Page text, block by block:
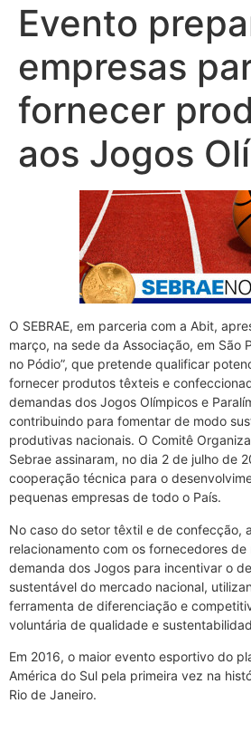
Evento
empresas
fornecer
aos Jogos
O SEBRAE, em parceria com a Abit,
março, na sede da Associação, em São
no Pódio”, que pretende qualificar
fornecer produtos têxteis e
demandas dos Jogos Olímpicos e
contribuindo para fomentar de modo
produtivas nacionais. O Comitê
Sebrae assinaram, no dia 2 de julho de
cooperação técnica para o
pequenas empresas de todo o País.
No caso do setor têxtil e de confecção,
relacionamento com os fornecedores de
demanda dos Jogos para incentivar o
sustentável do mercado nacional,
ferramenta de diferenciação e
voluntária de qualidade e
Em 2016, o maior evento esportivo do
América do Sul pela primeira vez na
Rio de Janeiro.